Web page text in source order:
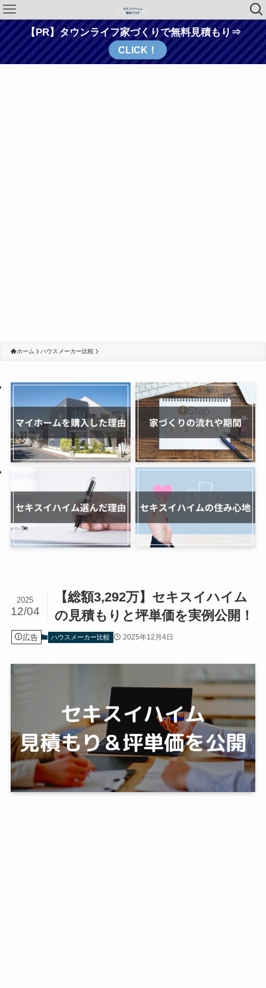
【PR】タウンライフ家づくりで無料見積もり⇒
CLICK！
ホーム ハウスメーカー比較
【総額3,292万】セキスイハイム
の見積もりと坪単価を実例公開！
2025
12/04
広告 ハウスメーカー比較 2025年12月4日